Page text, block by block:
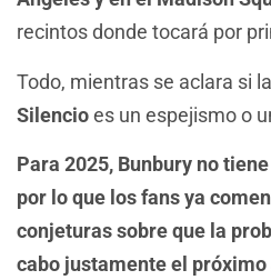
recintos donde tocará por
Todo, mientras se aclara si
Silencioes un espejismo o
Para 2025, Bunbury no
por lo que los fans ya
conjeturas sobre que la
cabo justamente el próximo